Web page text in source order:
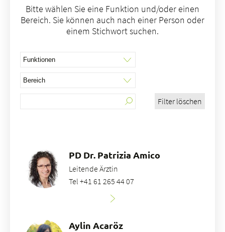
Jobs & Karriere
Qualität
Fachbereiche
Notaufnahme
Bitte wählen Sie eine Funktion und/oder einen
Bereich. Sie können auch nach einer Person oder
einem Stichwort suchen.
Filter löschen
PD Dr. Patrizia Amico
Leitende Ärztin
Tel +41 61 265 44 07
Aylin Acaröz